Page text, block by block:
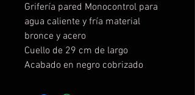
Grifería pared Monocontrol para
agua caliente y fría material
bronce y acero
Cuello de 29 cm de largo
Acabado en negro cobrizado